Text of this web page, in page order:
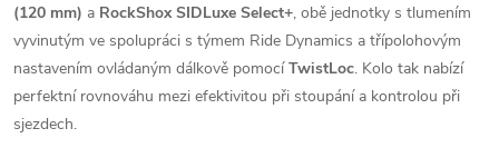
(120 mm) a RockShox SIDLuxe Select+, obě jednotky s tlumením
vyvinutým ve spolupráci s týmem Ride Dynamics a třípolohovým
nastavením ovládaným dálkově pomocíTwistLoc. Kolo tak nabízí
perfektní rovnováhu mezi efektivitou při stoupání a kontrolou při
sjezdech.